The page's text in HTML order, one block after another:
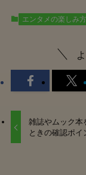
エンタメの楽しみ方
雑誌やムック本
ときの確認ポイ